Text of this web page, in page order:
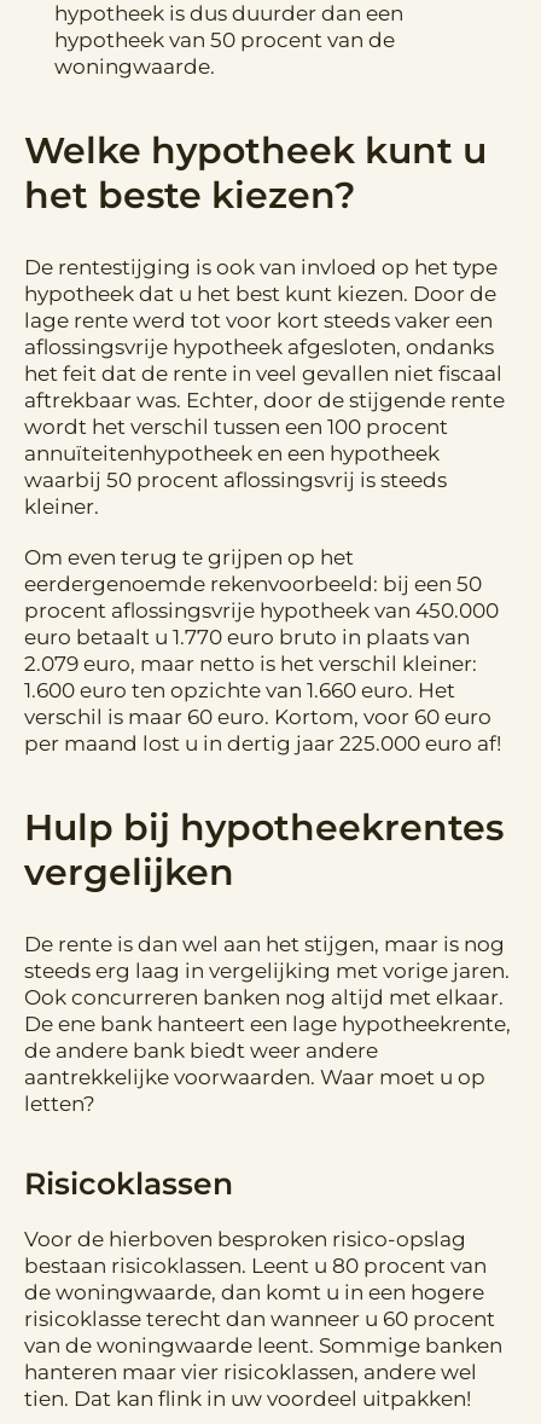
hypotheek is dus duurder dan een
hypotheek van 50 procent van de
woningwaarde.
Welke hypotheek kunt u
het beste kiezen?
De rentestijging is ook van invloed op het type
hypotheek dat u het best kunt kiezen. Door de
lage rente werd tot voor kort steeds vaker een
aflossingsvrije hypotheek afgesloten, ondanks
het feit dat de rente in veel gevallen niet fiscaal
aftrekbaar was. Echter, door de stijgende rente
wordt het verschil tussen een 100 procent
annuïteitenhypotheek en een hypotheek
waarbij 50 procent aflossingsvrij is steeds
kleiner.
Om even terug te grijpen op het
eerdergenoemde rekenvoorbeeld: bij een 50
procent aflossingsvrije hypotheek van 450.000
euro betaalt u 1.770 euro bruto in plaats van
2.079 euro, maar netto is het verschil kleiner:
1.600 euro ten opzichte van 1.660 euro. Het
verschil is maar 60 euro. Kortom, voor 60 euro
per maand lost u in dertig jaar 225.000 euro af!
Hulp bij hypotheekrentes
vergelijken
De rente is dan wel aan het stijgen, maar is nog
steeds erg laag in vergelijking met vorige jaren.
Ook concurreren banken nog altijd met elkaar.
De ene bank hanteert een lage hypotheekrente,
de andere bank biedt weer andere
aantrekkelijke voorwaarden. Waar moet u op
letten?
Risicoklassen
Voor de hierboven besproken risico-opslag
bestaan risicoklassen. Leent u 80 procent van
de woningwaarde, dan komt u in een hogere
risicoklasse terecht dan wanneer u 60 procent
van de woningwaarde leent. Sommige banken
hanteren maar vier risicoklassen, andere wel
tien. Dat kan flink in uw voordeel uitpakken!